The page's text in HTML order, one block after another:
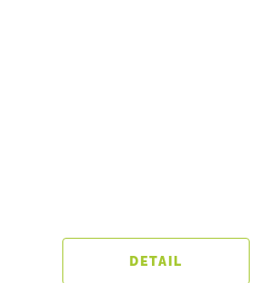
DETAIL